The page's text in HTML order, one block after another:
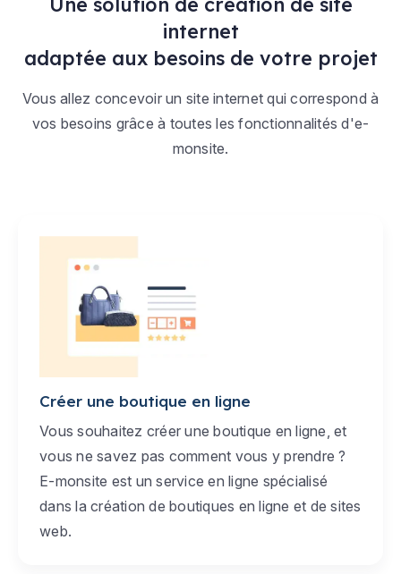
internet
adaptée aux besoins de votre projet
Vous allez concevoir un site internet qui correspond à
vos besoins grâce à toutes les fonctionnalités d'e-
monsite.
Créer une boutique en ligne
Vous souhaitez créer une boutique en ligne, et
vous ne savez pas comment vous y prendre ?
E-monsite est un service en ligne spécialisé
dans la création de boutiques en ligne et de sites
web.